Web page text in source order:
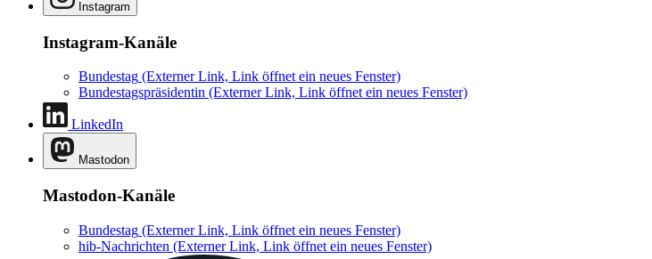
Instagram
Instagram-Kanäle
Bundestag (Externer Link, Link öffnet ein neues Fenster)
Bundestagspräsidentin (Externer Link, Link öffnet ein neues Fenster)
LinkedIn
Mastodon
Mastodon-Kanäle
Bundestag (Externer Link, Link öffnet ein neues Fenster)
hib-Nachrichten (Externer Link, Link öffnet ein neues Fenster)